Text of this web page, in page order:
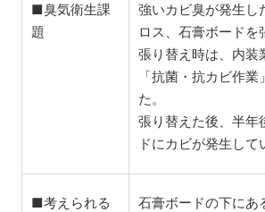
■臭気衛生課
題
強いカビ臭が発生し
ロス、石膏ボードを
張り替え時は、内装
「抗菌・抗カビ作
た。
張り替えた後、半年
ドにカビが発生して
■考えられる
石膏ボードの下にあ